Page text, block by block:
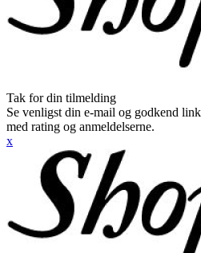
Tak for din tilmelding
Se venligst din e-mail og godkend
med rating og anmeldelserne.
x